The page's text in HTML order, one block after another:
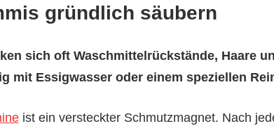
gründlich säubern
sich oft Waschmittelrückstände, Haare
mit Essigwasser oder einem speziellen
ist ein versteckter Schmutzmagnet. Nach